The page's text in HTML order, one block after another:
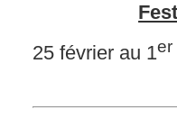
25 février au 1er